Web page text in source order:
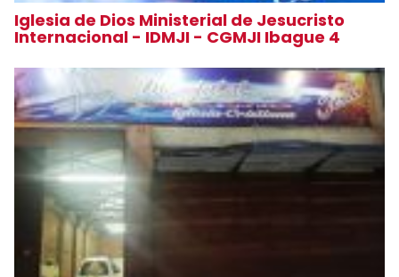
Iglesia de Dios Ministerial de Jesucristo
Internacional - IDMJI - CGMJI Ibague 4